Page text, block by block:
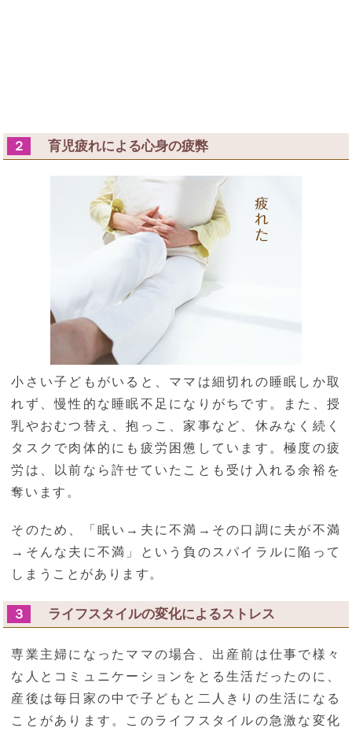
２ 育児疲れによる心身の疲弊
小さい子どもがいると、ママは細切れの睡眠しか取
れず、慢性的な睡眠不足になりがちです。また、授
乳やおむつ替え、抱っこ、家事など、休みなく続く
タスクで肉体的にも疲労困憊しています。極度の疲
労は、以前なら許せていたことも受け入れる余裕を
奪います。
そのため、「眠い→夫に不満→その口調に夫が不満
→そんな夫に不満」という負のスパイラルに陥って
しまうことがあります。
３ ライフスタイルの変化によるストレス
専業主婦になったママの場合、出産前は仕事で様々
な人とコミュニケーションをとる生活だったのに、
産後は毎日家の中で子どもと二人きりの生活になる
ことがあります。このライフスタイルの急激な変化